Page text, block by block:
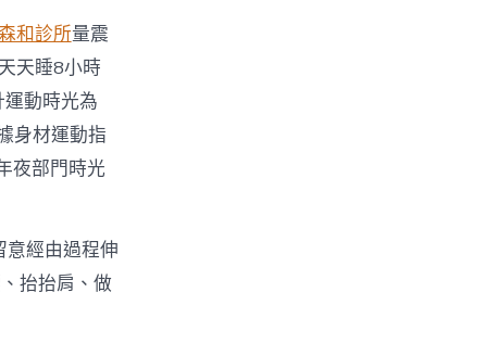
和診所量震
天睡8小時
動時光為
身材運動指
夜部門時光
經由過程伸
抬抬肩、做